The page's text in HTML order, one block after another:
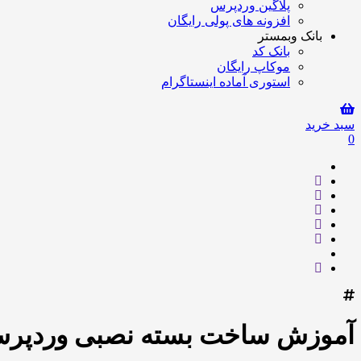
پلاگین وردپرس
افزونه های پولی رایگان
بانک وبمستر
بانک کد
موکاپ رایگان
استوری آماده اینستاگرام
سبد خرید
0
آموزش ساخت بسته نصبی